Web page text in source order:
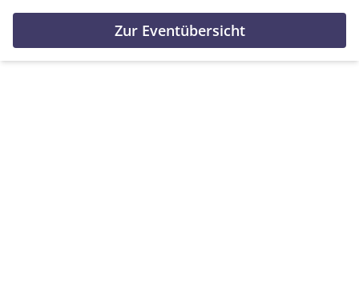
Zur Eventübersicht